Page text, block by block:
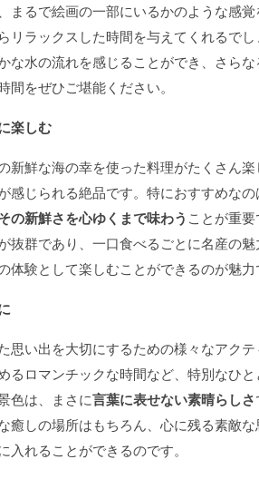
まるで絵画の一部にいるかのような感
リラックスした時間を与えてくれるで
な水の流れを感じることができ、さら
間をぜひご堪能ください。
楽しむ
新鮮な海の幸を使った料理がたくさん
感じられる絶品です。特におすすめな
の新鮮さを心ゆくまで味わう ことが重
抜群であり、一口食べるごとに名産の
体験として楽しむことができるのが魅力
思い出を大切にするための様々なアク
るロマンチックな時間など、特別なひ
色は、まさに言葉に表せない素晴らしさ
癒しの場所はもちろん、心に残る素敵
入れることができるのです。